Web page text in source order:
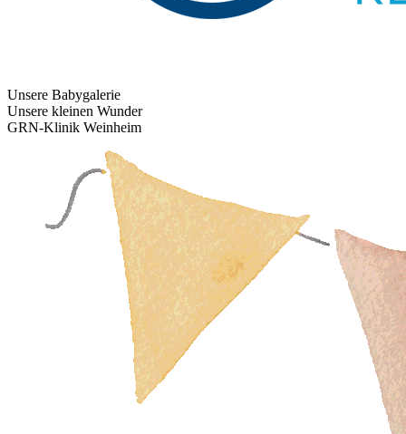
Unsere Babygalerie
Unsere kleinen Wunder
GRN-Klinik Weinheim